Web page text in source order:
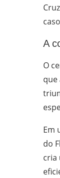
A
O
que
Em
do
cria